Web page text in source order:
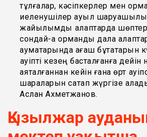
тұлғалар, кәсіпкерлер мен
иеленушілер ауыл
жайылымдық алқаптарда
сондай-ақ орманды дала
аумақтарында ағаш бұтақтарын
қауіпті кезең басталғанға
аяқталғаннан кейін ғана өрт
шараларын сақтап жүргізе
Аслан Ахметжанов.
Қызылжар